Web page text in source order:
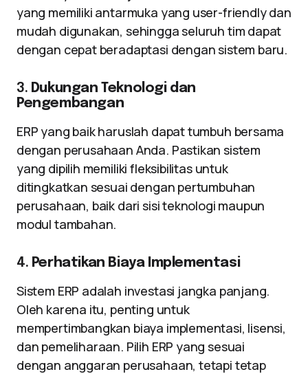
yang memiliki antarmuka yang user-friendly dan
mudah digunakan, sehingga seluruh tim dapat
dengan cepat beradaptasi dengan sistem baru.
3. Dukungan Teknologi dan
Pengembangan
ERP yang baik haruslah dapat tumbuh bersama
dengan perusahaan Anda. Pastikan sistem
yang dipilih memiliki fleksibilitas untuk
ditingkatkan sesuai dengan pertumbuhan
perusahaan, baik dari sisi teknologi maupun
modul tambahan.
4. Perhatikan Biaya Implementasi
Sistem ERP adalah investasi jangka panjang.
Oleh karena itu, penting untuk
mempertimbangkan biaya implementasi, lisensi,
dan pemeliharaan. Pilih ERP yang sesuai
dengan anggaran perusahaan, tetapi tetap